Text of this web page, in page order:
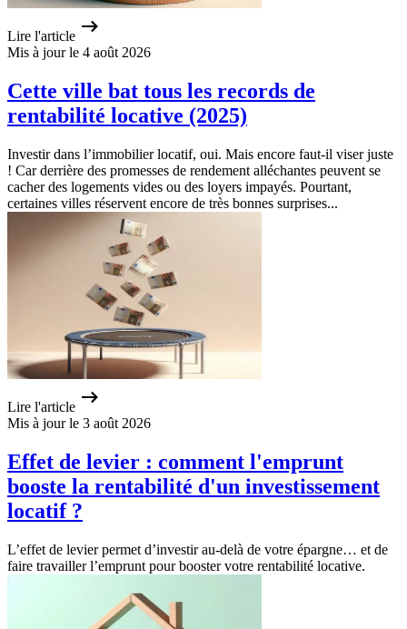
Lire l'article
Mis à jour le 4 août 2026
Cette ville bat tous les records de
rentabilité locative (2025)
Investir dans l’immobilier locatif, oui. Mais encore faut-il viser juste
! Car derrière des promesses de rendement alléchantes peuvent se
cacher des logements vides ou des loyers impayés. Pourtant,
certaines villes réservent encore de très bonnes surprises...
Lire l'article
Mis à jour le 3 août 2026
Effet de levier : comment l'emprunt
booste la rentabilité d'un investissement
locatif ?
L’effet de levier permet d’investir au-delà de votre épargne… et de
faire travailler l’emprunt pour booster votre rentabilité locative.